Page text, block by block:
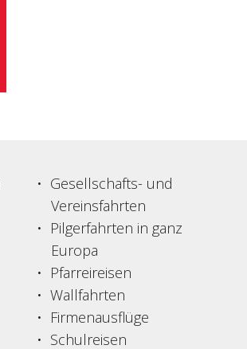
Gesellschafts- und
Vereinsfahrten
Pilgerfahrten in ganz
Europa
Pfarreireisen
Wallfahrten
Firmenausflüge
Schulreisen